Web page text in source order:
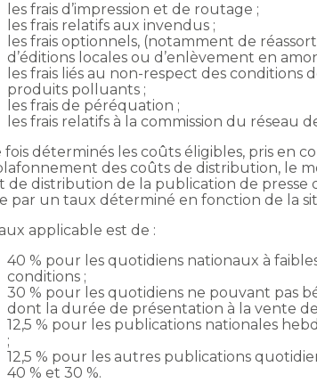
les frais d’impression et de routage ;
les frais relatifs aux invendus ;
les frais optionnels, (notamment de
d’éditions locales ou d’enlèvement en
les frais liés au non-respect des
produits polluants ;
les frais de péréquation ;
les frais relatifs à la commission du réseau
fois déterminés les coûts éligibles, pris en
des coûts de distribution, le
de distribution de la publication de presse
par un taux déterminé en fonction de la
applicable est de :
40 % pour les quotidiens nationaux à
conditions ;
30 % pour les quotidiens ne pouvant pas
dont la durée de présentation à la vente
12,5 % pour les publications nationales
;
12,5 % pour les autres publications
40 % et 30 %.